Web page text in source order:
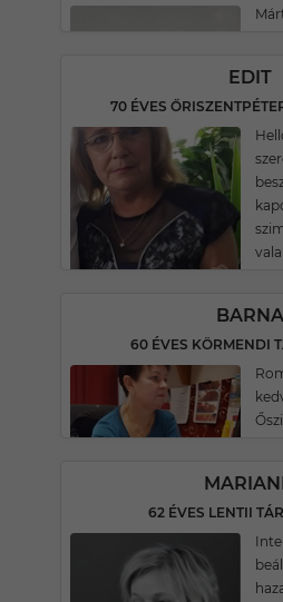
EDIT
70 ÉVES
BARNA
60 ÉVES KÖRMENDI
62 ÉVES LENTII